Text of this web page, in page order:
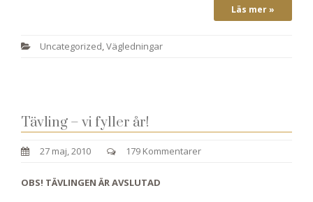
Läs mer »
Uncategorized Vägledningar
Tävling – vi fyller år!
27 maj, 2010 179 Kommentarer
OBS! TÄVLINGEN ÄR AVSLUTAD